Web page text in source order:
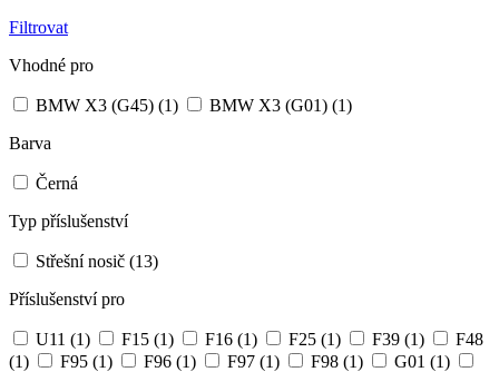
Filtrovat
Vhodné pro
BMW X3 (G45) (1) BMW X3 (G01) (1)
Barva
Černá
Typ příslušenství
Střešní nosič (13)
Příslušenství pro
U11 (1) F15 (1) F16 (1) F25 (1) F39 (1)
F48
(1)
F95 (1) F96 (1) F97 (1) F98 (1) G01 (1)